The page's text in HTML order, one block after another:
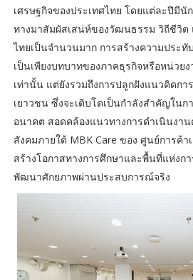
เศรษฐกิจของประเทศไทย โดยแต่ละปีมีนั
ทางมาสัมผัสเสน่ห์ของวัฒนธรรม วิถีชีวิต
ไทยเป็นจำนวนมาก การสร้างความประทั
เป็นเพียงบทบาทของภาคธุรกิจหรือหน่วย
เท่านั้น แต่ยังรวมถึงการปลูกฝังแนวคิดกา
เยาวชน ซึ่งจะเติบโตเป็นกำลังสำคัญในก
อนาคต สอดคล้องแนวทางการดำเนินงา
สังคมภายใต้ MBK Care ของ ศูนย์การค้า
สร้างโอกาสทางการศึกษาและพื้นที่แห่งก
พัฒนาศักยภาพผ่านประสบการณ์จริง